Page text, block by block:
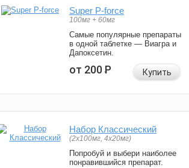
Super P-force
100мг + 60мг
Самые популярные препараты
в одной таблетке — Виагра и
Дапоксетин.
от 200Р Купить
Набор Классический
(2x100мг, 4x20мг)
Попробуй и выбери наиболее
понравившийся препарат.